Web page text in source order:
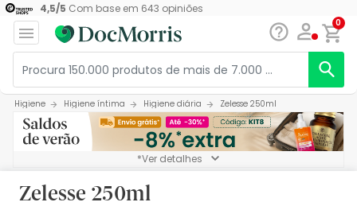
4,5/5 Com base em 643 opiniões
0
Higiene Higiene íntima Higiene diária Zelesse 250ml
*Ver detalhes
Zelesse 250ml